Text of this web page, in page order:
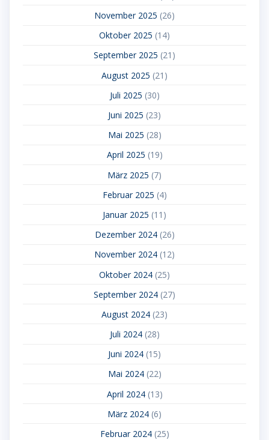
November 2025 (26)
Oktober 2025 (14)
September 2025 (21)
August 2025 (21)
Juli 2025 (30)
Juni 2025 (23)
Mai 2025 (28)
April 2025 (19)
März 2025 (7)
Februar 2025 (4)
Januar 2025 (11)
Dezember 2024(26)
November 2024 (12)
Oktober 2024 (25)
September 2024 (27)
August 2024 (23)
Juli 2024(28)
Juni 2024 (15)
Mai 2024(22)
April 2024(13)
März 2024 (6)
Februar 2024(25)